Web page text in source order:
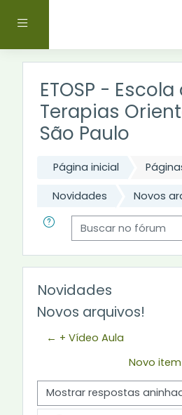
Painel lateral
ETOSP - Escola
Terapias
São Paulo
Página inicial
Novidades
Novos
Buscar no fórum
Novidades
Novos arquivos!
← + Vídeo Aula
Novo
Modo de visualização